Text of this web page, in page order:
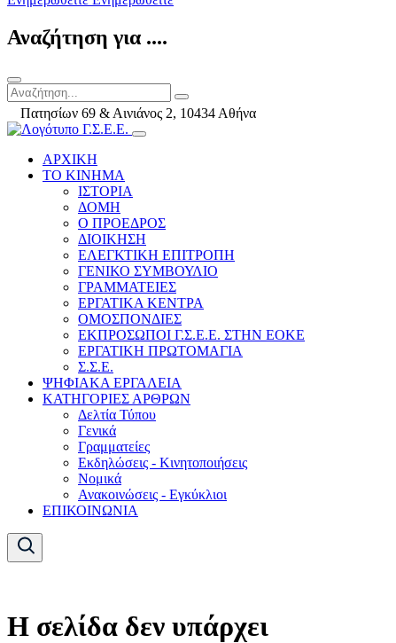
Αναζήτηση για ....
Πατησίων 69 & Αινιάνος 2, 10434 Αθήνα
ΑΡΧΙΚΗ
ΤΟ ΚΙΝΗΜΑ
ΙΣΤΟΡΙΑ
ΔΟΜΗ
Ο ΠΡΟΕΔΡΟΣ
ΔΙΟΙΚΗΣΗ
ΕΛΕΓΚΤΙΚΗ ΕΠΙΤΡΟΠΗ
ΓΕΝΙΚΟ ΣΥΜΒΟΥΛΙΟ
ΓΡΑΜΜΑΤΕΙΕΣ
ΕΡΓΑΤΙΚΑ ΚΕΝΤΡΑ
ΟΜΟΣΠΟΝΔΙΕΣ
ΕΚΠΡΟΣΩΠΟΙ Γ.Σ.Ε.Ε. ΣΤΗΝ ΕΟΚΕ
ΕΡΓΑΤΙΚΗ ΠΡΩΤΟΜΑΓΙΑ
Σ.Σ.Ε.
ΨΗΦΙΑΚΑ ΕΡΓΑΛΕΙΑ
ΚΑΤΗΓΟΡΙΕΣ ΑΡΘΡΩΝ
Δελτία Τύπου
Γενικά
Γραμματείες
Εκδηλώσεις - Κινητοποιήσεις
Νομικά
Ανακοινώσεις - Εγκύκλιοι
ΕΠΙΚΟΙΝΩΝΙΑ
Η σελίδα δεν υπάρχει